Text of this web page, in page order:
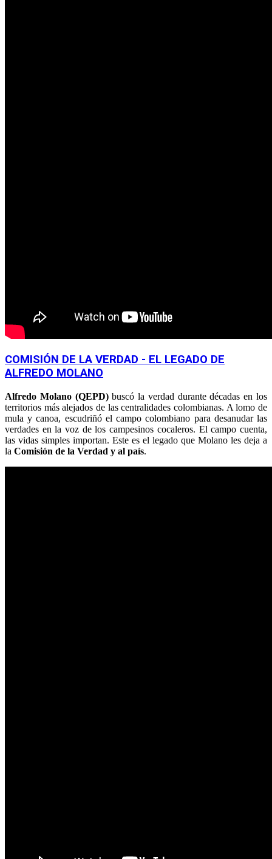
COMISIÓN DE LA VERDAD - EL LEGADO DE
ALFREDO MOLANO
Alfredo Molano (QEPD)buscó la verdad durante décadas en los
territorios más alejados de las centralidades colombianas. A lomo de
mula y canoa, escudriñó el campo colombiano para desanudar las
verdades en la voz de los campesinos cocaleros. El campo cuenta,
las vidas simples importan. Este es el legado que Molano les deja a
la Comisión de la Verdad y al país.